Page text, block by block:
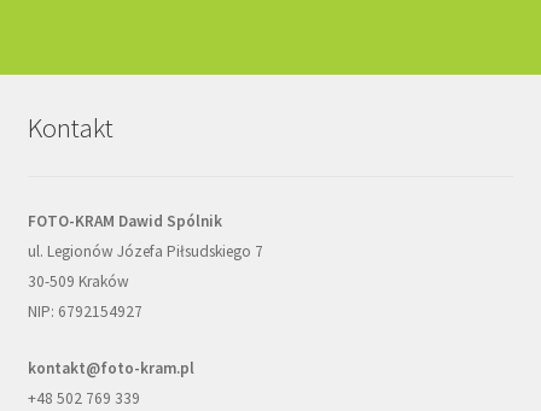
Kontakt
FOTO-KRAM Dawid Spólnik
ul. Legionów Józefa Piłsudskiego 7
30-509 Kraków
NIP: 6792154927
kontakt@foto-kram.pl
+48 502 769 339